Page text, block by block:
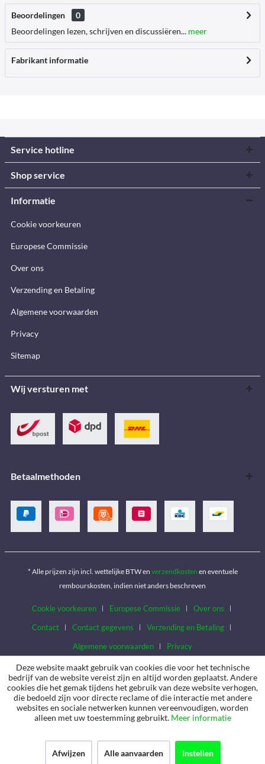
Beoordelingen
0
Beoordelingen lezen, schrijven en discussiëren... meer
Fabrikant informatie
Service hotline
Shop service
Informatie
Cookie voorkeuren
Europese Commissie
Over ons
Verzending en Betaling
Algemene voorwaarden
Privacy
Sitemap
Wij versturen met
Betaalmethoden
* Alle prijzen zijn incl. wettelijke BTW en verzendkosten en eventuele
rembourskosten, indien niet anders beschreven
Cookie voorkeuren Europese Commissie
Over ons
Contact
Contact gegevens
Verzending en Betaling
Algemene voorwaarden
Privacy
Deze website maakt gebruik van cookies die voor het technische
bedrijf van de website vereist zijn en altijd worden geplaatst. Andere
cookies die het gemak tijdens het gebruik van deze website verhogen,
die bedoeld zijn voor directe reclame of die interactie met andere
websites en sociale netwerken kunnen vereenvoudigen, worden
alleen met uw toestemming gebruikt. Meer informatie
Afwijzen Alle aanvaarden Instellen